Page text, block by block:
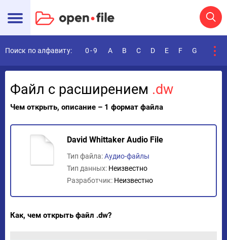
Поиск по алфавиту: 0-9 A B C D E F G
Файл с расширением .dw
Чем открыть, описание – 1 формат файла
David Whittaker Audio File
Тип файла:Аудио-файлы
Тип данных: Неизвестно
Разработчик: Неизвестно
Как, чем открыть файл .dw?